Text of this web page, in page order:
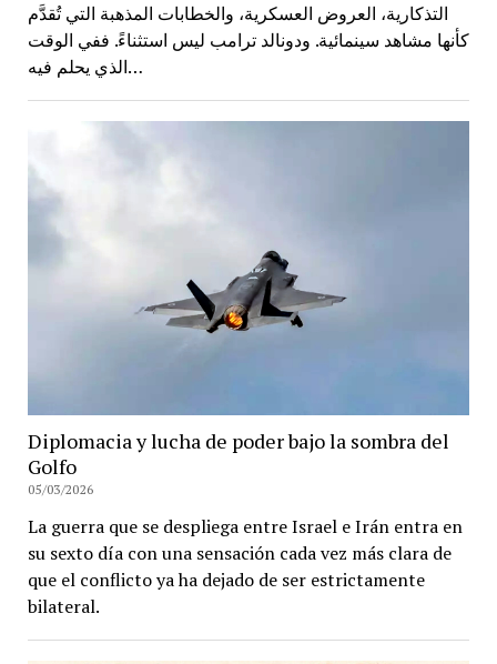
التذكارية، العروض العسكرية، والخطابات المذهبة التي تُقدَّم
كأنها مشاهد سينمائية. ودونالد ترامب ليس استثناءً. ففي الوقت
الذي يحلم فيه…
Diplomacia y lucha de poder bajo la sombra del
Golfo
05/03/2026
La guerra que se despliega entre Israel e Irán entra en
su sexto día con una sensación cada vez más clara de
que el conflicto ya ha dejado de ser estrictamente
bilateral.